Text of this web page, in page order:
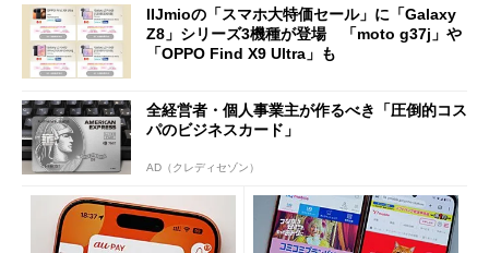
IIJmioの「スマホ大特価セール」に「Galaxy
Z8」シリーズ3機種が登場 「moto g37j」や
「OPPO Find X9 Ultra」も
全経営者・個人事業主が作るべき「圧倒的コス
パのビジネスカード」
AD（クレディセゾン）